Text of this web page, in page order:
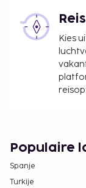
Kies
Populaire
Spanje
Turkije